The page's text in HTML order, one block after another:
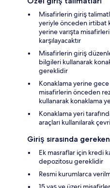
Misafirlerin giriş
yeriyle önceden irtibat
yerine varışta
karşılayacaktır
Misafirlerin giriş
bilgileri kullanarak
gereklidir
Konaklama yerine gece
misafirlerin önceden
kullanarak konaklama
Konaklama yeri
araçları kullanılarak
Giriş sırasında
Ek masraflar için kredi
depozitosu gereklidir
Resmi kurumlarca